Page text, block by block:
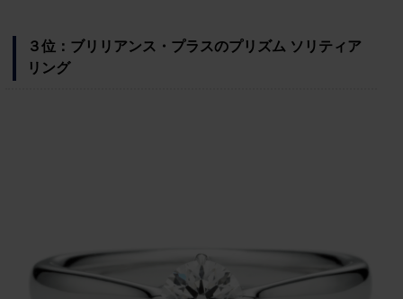
３位：ブリリアンス・プラスのプリズム ソリティア
リング